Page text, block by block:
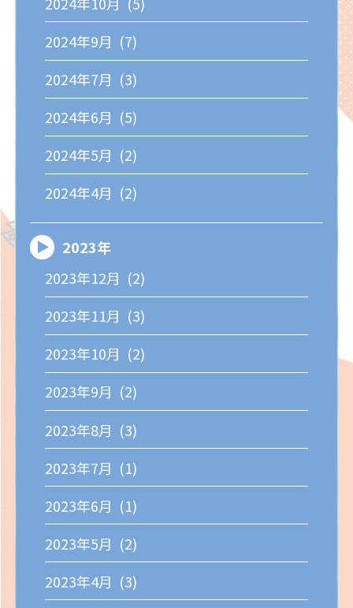
2024年9月 (7)
2024年7月 (3)
2024年6月 (5)
2024年5月 (2)
2024年4月 (2)
2023年
2023年12月 (2)
2023年11月 (3)
2023年10月 (2)
2023年9月 (2)
2023年8月 (3)
2023年7月 (1)
2023年6月 (1)
2023年5月 (2)
2023年4月 (3)